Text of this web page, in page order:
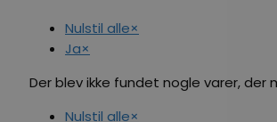
Nulstil alle×
Ja×
Der blev ikke fundet nogle varer, der
Nulstil alle×